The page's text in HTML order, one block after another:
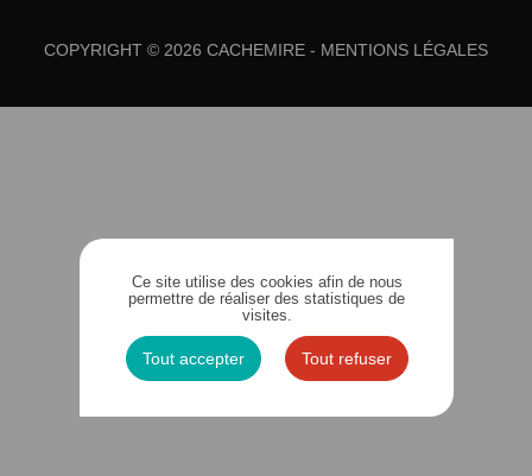
COPYRIGHT © 2026 CACHEMIRE - MENTIONS LÉGALES
Ce site utilise des cookies afin de nous
permettre de réaliser des statistiques de
visites.
Tout accepter Tout refuser